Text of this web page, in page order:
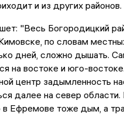
и из других районов.
"Весь Богородицкий
по словам
дней, сложно дышать.
на востоке и юго-
центр задымленность
далее на север
в Ефремове тоже дым, а